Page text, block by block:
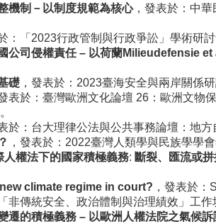
機制－以制度規範為核心，發表於：中
：「2023行政管制與行政爭訟」學術研
公司侵權責任– 以荷蘭Milieudefensie et
礎 ，發表於：2023臺海安全與兩岸關係
發表於：臺灣歐洲文化論壇 26：歐洲文物
於：台大理律公法與公共事務論壇：地方
，發表於：2022臺灣人類學與民族學學會
人權法下的國家積極義務: 斷裂、匯流或
new climate regime in court? ，發表於
非傳統安全、政治體制與治理績效」工作
遷的積極義務 – 以歐洲人權法院之氣候